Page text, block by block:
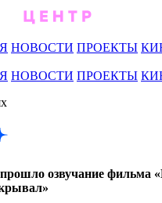
НОВОСТИ ПРОЕКТЫ
НОВОСТИ ПРОЕКТЫ
озвучание фильма